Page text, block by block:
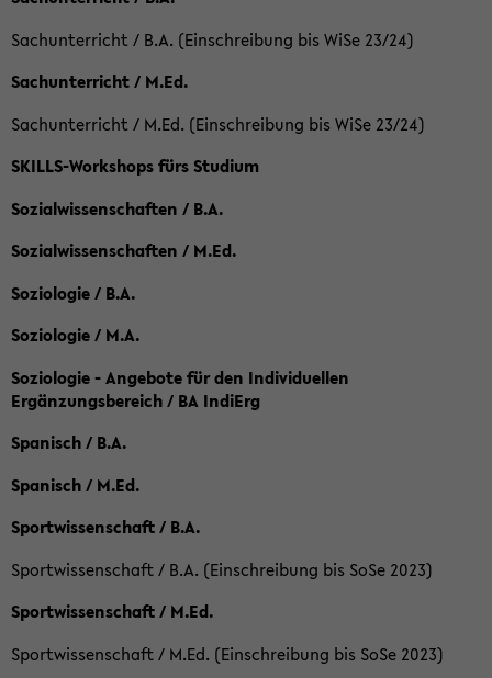
Sachunterricht / B.A. (Einschreibung bis WiSe 23/24)
Sachunterricht / M.Ed.
Sachunterricht / M.Ed. (Einschreibung bis WiSe 23/24)
SKILLS-Workshops fürs Studium
Sozialwissenschaften / B.A.
Sozialwissenschaften / M.Ed.
Soziologie / B.A.
Soziologie / M.A.
Soziologie - Angebote für den Individuellen
Ergänzungsbereich / BA IndiErg
Spanisch / B.A.
Spanisch / M.Ed.
Sportwissenschaft / B.A.
Sportwissenschaft / B.A. (Einschreibung bis SoSe 2023)
Sportwissenschaft / M.Ed.
Sportwissenschaft / M.Ed. (Einschreibung bis SoSe 2023)